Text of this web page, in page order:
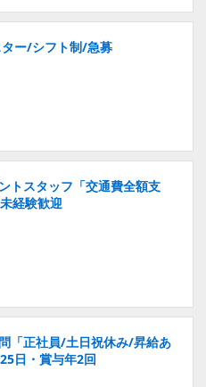
ー/シフト制/急募
トスタッフ「交通費全額支
経験歓迎
「正社員/土日祝休み/昇給あ
日・賞与年2回